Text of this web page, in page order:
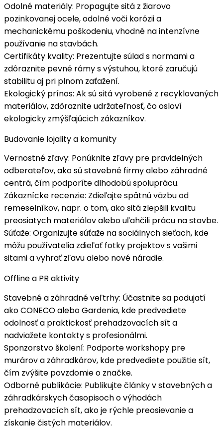
Odolné materiály: Propagujte sitá z žiarovo
pozinkovanej ocele, odolné voči korózii a
mechanickému poškodeniu, vhodné na intenzívne
používanie na stavbách.
Certifikáty kvality: Prezentujte súlad s normami a
zdôraznite pevné rámy s výstuhou, ktoré zaručujú
stabilitu aj pri plnom zaťažení.
Ekologický prínos: Ak sú sitá vyrobené z recyklovaných
materiálov, zdôrazniteudržateľnosť, čo osloví
ekologicky zmýšľajúcich zákazníkov.
Budovanie lojality a komunity
Vernostné zľavy: Ponúknite zľavy pre pravidelných
odberateľov, ako sú stavebné firmy alebo záhradné
centrá, čím podporítedlhodobú spoluprácu.
Zákaznícke recenzie: Zdieľajte spätnú väzbu od
remeselníkov, napr. o tom, ako sitá zlepšili kvalitu
preosiatych materiálovalebo uľahčili prácu na stavbe.
Súťaže: Organizujte súťaže na sociálnych sieťach, kde
môžu používatelia zdieľať fotky projektov s vašimi
sitami a vyhrať zľavualebo nové náradie.
Offline a PR aktivity
Stavebné a záhradné veľtrhy: Účastnite sa podujatí
ako CONECO alebo Gardenia, kde predvediete
odolnosť a praktickosť prehadzovacích sít a
nadviažete kontakty s profesionálmi.
Sponzorstvo školení: Podporte workshopy pre
murárov a záhradkárov, kde predvediete použitie sít,
čím zvýšite povzdomie o značke.
Odborné publikácie: Publikujte články v stavebných a
záhradkárskych časopisoch o výhodách
prehadzovacích sít, ako je rýchle preosievaniea
získanie čistých materiálov.